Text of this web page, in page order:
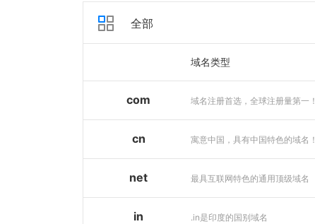
全部
域名类型
com 域名注册首选，全球注册量第一！
cn 寓意中国，具有中国特色的域名！
net 最具互联网特色的通用顶级域名
in .in是印度的国别域名